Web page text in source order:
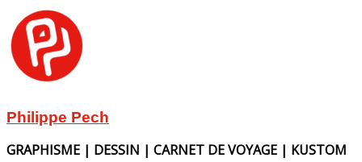
Aller
au
contenu
Philippe Pech
GRAPHISME | DESSIN | CARNET DE VOYAGE | KUSTOM